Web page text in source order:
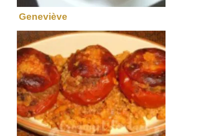
Geneviève